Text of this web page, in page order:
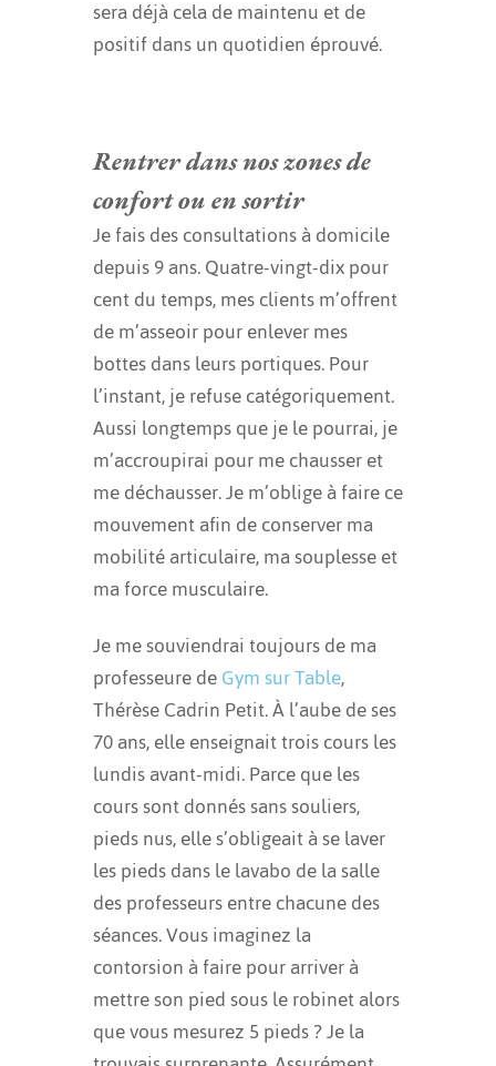
sera déjà cela de maintenu et de
positif dans un quotidien éprouvé.
Rentrer dans nos zones de
confort ou en sortir
Je fais des consultations à domicile
depuis 9 ans. Quatre-vingt-dix pour
cent du temps, mes clients m’offrent
de m’asseoir pour enlever mes
bottes dans leurs portiques. Pour
l’instant, je refuse catégoriquement.
Aussi longtemps que je le pourrai, je
m’accroupirai pour me chausser et
me déchausser. Je m’oblige à faire ce
mouvement afin de conserver ma
mobilité articulaire, ma souplesse et
ma force musculaire.
Je me souviendrai toujours de ma
professeure deGym sur Table,
Thérèse Cadrin Petit. À l’aube de ses
70 ans, elle enseignait trois cours les
lundis avant-midi. Parce que les
cours sont donnés sans souliers,
pieds nus, elle s’obligeait à se laver
les pieds dans le lavabo de la salle
des professeurs entre chacune des
séances.Vous imaginez la
contorsion à faire pour arriver à
mettre son pied sous le robinet alors
que vous mesurez 5 pieds ? Je la